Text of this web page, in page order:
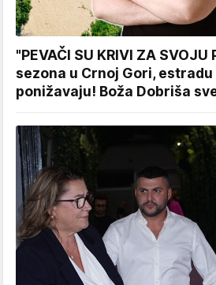
"PEVAČI SU KRIVI ZA SVOJU
sezona u Crnoj Gori,
ponižavaju! Boža Dobriša